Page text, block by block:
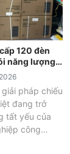
120 đèn
năng lượng
tôm Bạc Liêu
pháp chiếu
đang trở
tất yếu của
công
tỉnh...